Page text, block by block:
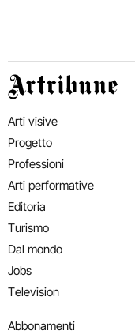
Artribune
Arti visive
Progetto
Professioni
Arti performative
Editoria
Turismo
Dal mondo
Jobs
Television
Abbonamenti